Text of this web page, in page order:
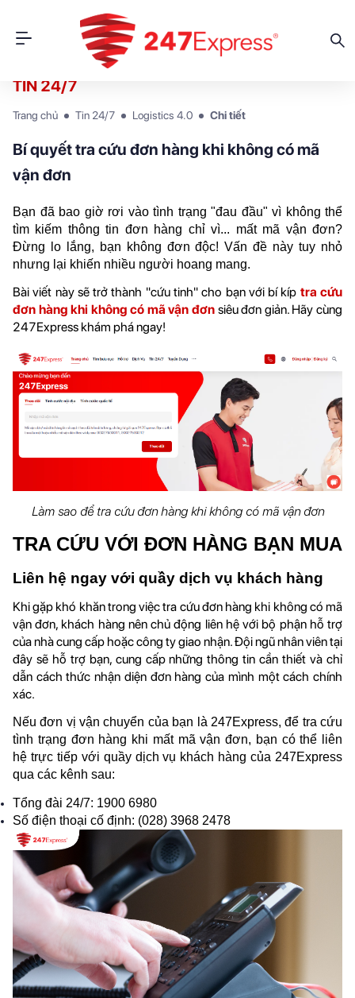
TIN 24/7
Trang chủ Tin 24/7 Logistics 4.0 Chi tiết
Bí quyết tra cứu đơn hàng khi không có mã
vận đơn
Bạn đã bao giờ rơi vào tình trạng "đau đầu" vì không thể
tìm kiếm thông tin đơn hàng chỉ vì... mất mã vận đơn?
Đừng lo lắng, bạn không đơn độc! Vấn đề này tuy nhỏ
nhưng lại khiến nhiều người hoang mang.
Bài viết này sẽ trở thành "cứu tinh" cho bạn với bí kíp tra cứu
đơn hàng khi không có mã vận đơn siêu đơn giản. Hãy cùng
247Express khám phá ngay!
Làm sao để tra cứu đơn hàng khi không có mã vận đơn
TRA CỨU VỚI ĐƠN HÀNG BẠN MUA
Liên hệ ngay với quầy dịch vụ khách hàng
Khi gặp khó khăn trong việc tra cứu đơn hàng khi không có mã
vận đơn, khách hàng nên chủ động liên hệ với bộ phận hỗ trợ
của nhà cung cấp hoặc công ty giao nhận. Đội ngũ nhân viên tại
đây sẽ hỗ trợ bạn, cung cấp những thông tin cần thiết và chỉ
dẫn cách thức nhận diện đơn hàng của mình một cách chính
xác.
Nếu đơn vị vận chuyển của bạn là 247Express, để tra cứu
tình trạng đơn hàng khi mất mã vận đơn, bạn có thể liên
hệ trực tiếp với quầy dịch vụ khách hàng của 247Express
qua các kênh sau:
Tổng đài 24/7: 1900 6980
Số điện thoại cố định: (028) 3968 2478